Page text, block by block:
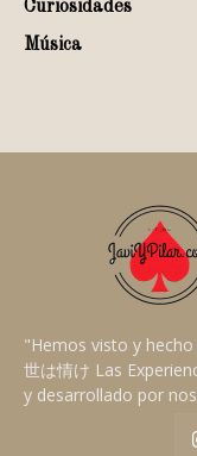
Curiosidades
Música
"Hemos visto y
世は情け Las
y desarrollado por